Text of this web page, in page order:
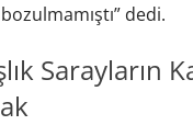
dedi.
Sarayların